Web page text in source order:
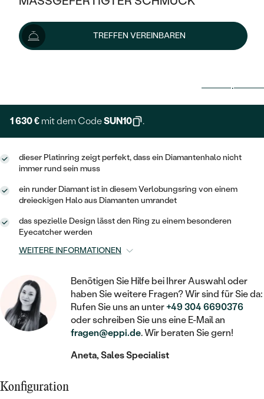
KLASSISCH
V-FORM
VINTAGE
AUSSERGEWÖHNLICHE
VON HAND GRAVIERTE
IM SET
NACH PREIS
GÜNSTIG
LUXURIÖSE
MIT MEHREREN DIAMANTEN
HALO
VINTAGE
AUSSERGEWÖHNLICH
GESTALTE EINEN RING
WÄHLE EINEN RING
DIAMANTEN ZUM EINFASSEN
LAB GROWN DIAMANTEN ZUM
EINFASSEN
FARBIGE DIAMANTEN ZUM EINFASSEN
NACH EDELSTEIN
MIT DIAMANT
AUSVERKAUF
WENN SCHMUCK HILFT
OHRRINGE
RINGE
ANHÄNGER / KETTEN
ARMBÄNDER
SCHMUCKSET
HERRENSCHMUCK
SCHMUCK FÜR KINDER
BROSCHEN
SCHMUCKZUBEHÖR
PLATIN
OHRSTECKER
MINIMALISTISCHE
OHRHÄNGER
SOLITÄR
HERZ
PIERCINGS
MIT DIAMANT
MIT EDELSTEIN
GOLD
SILBER
NACH STYL
SOLITÄR
ZUR GEBURT EINES KINDES
PERSONALISIERT
MIT STERNZEICHEN
MINIMALISTISCH
MEDAILLON
KETTEN
HERZKETTEN
AUSVERKAUF
SILBER
MEMOIRE
MINIMALISTISCHE
SIEGELRINGE
PERSONALISIERT
NACH EDELSTEIN
MIT DIAMANT
TREFFEN VEREINBAREN
1 811 €
1 630 € mit dem CodeSUN10 .
dieser Platinring zeigt perfekt, dass ein Diamantenhalo nicht
immer rund sein muss
ein runder Diamant ist in diesem Verlobungsring von einem
dreieckigen Halo aus Diamanten umrandet
das spezielle Design lässt den Ring zu einem besonderen
Eyecatcher werden
WEITERE INFORMATIONEN
Benötigen Sie Hilfe bei Ihrer Auswahl oder
haben Sie weitere Fragen? Wir sind für Sie da:
Rufen Sie uns an unter+49 304 6690376
oder schreiben Sie uns eine E-Mail an
fragen@eppi.de. Wir beraten Sie gern!
Aneta, Sales Specialist
Konfiguration